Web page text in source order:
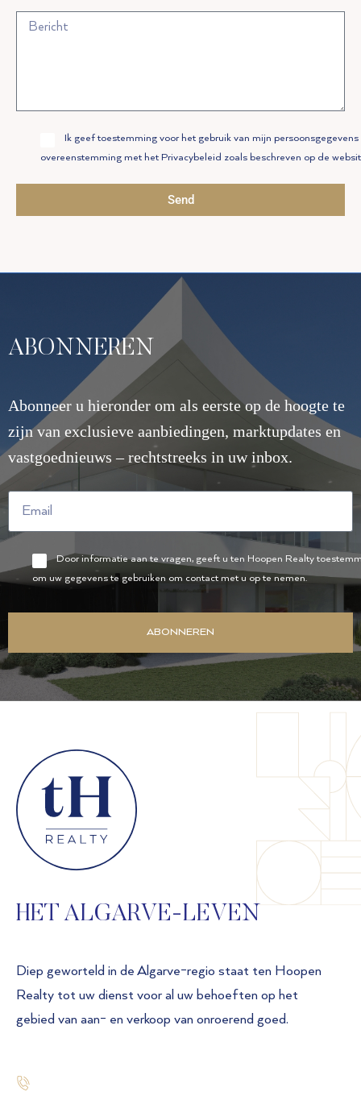
Allow
Privacy
Ik geef toestemming voor het gebruik van mijn persoonsgegevens
overeenstemming met het Privacybeleid zoals beschreven op de
Send
ABONNEREN
Abonneer u hieronder om als eerste op de hoogte te
zijn van exclusieve aanbiedingen, marktupdates en
vastgoednieuws – rechtstreeks in uw inbox.
Door informatie aan te vragen, geeft u ten Hoopen Realty
om uw gegevens te gebruiken om contact met u op te nemen.
ABONNEREN
HET ALGARVE-LEVEN
Diep geworteld in de Algarve-regio staat ten Hoopen
Realty tot uw dienst voor al uw behoeften op het
gebied van aan- en verkoop van onroerend goed.